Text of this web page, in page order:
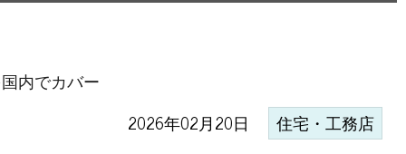
内でカバー
2026年02月20日 住宅・工務店